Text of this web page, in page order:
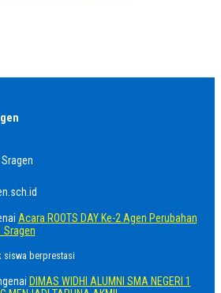
Acara ROOTS DAY Ke-2 Agen Perubahan
Sragen
siswa berprestasi
DIMAS WIDHI ALUMNI SMA NEGERI 1